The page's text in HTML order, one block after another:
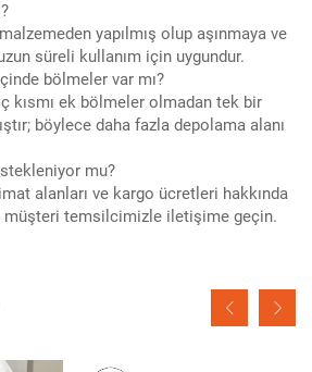
yapılmış olup aşınmaya ve
süreli kullanım için uygundur.
bölmeler var mı?
kısmı ek bölmeler olmadan tek bir
böylece daha fazla depolama alanı
mu?
alanları ve kargo ücretleri hakkında
müşteri temsilcimizle iletişime geçin.